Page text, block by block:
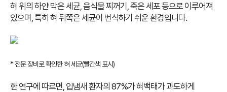
혀 위의 하얀 막은 세균, 음식물 찌꺼기, 죽은 세포 등으로 이루어져
있으며, 특히 혀 뒤쪽은 세균이 번식하기 쉬운 환경입니다.
* 전문 장비로 확인한 혀 세균(빨간색 표시)
한 연구에 따르면, 입냄새 환자의 87%가 혀백태가 과도하게